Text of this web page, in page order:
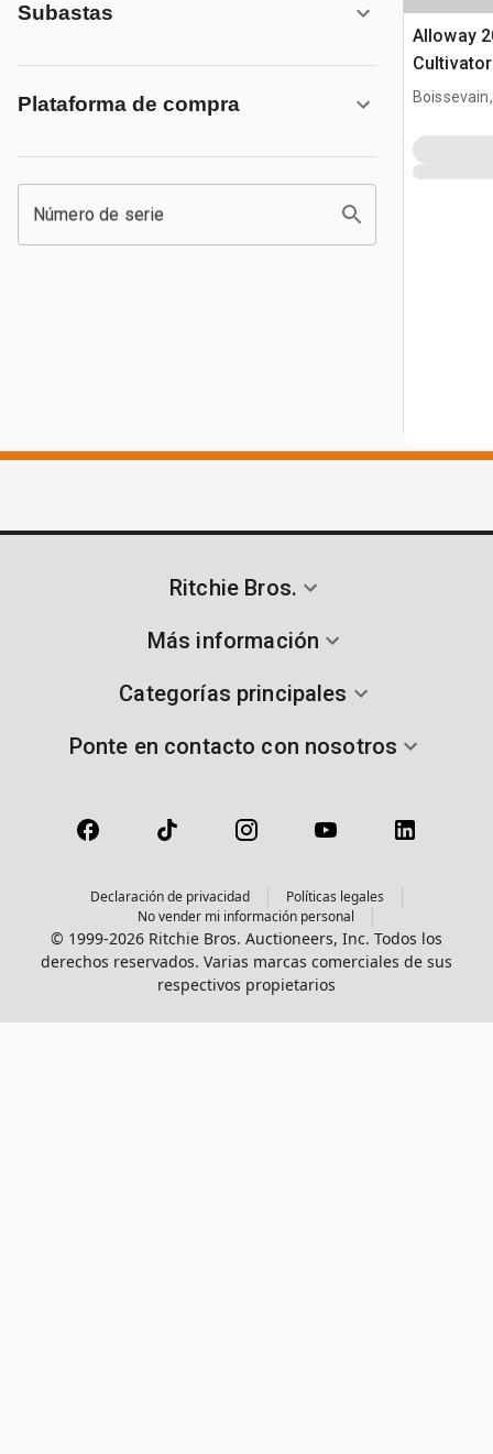
Subastas
Plataforma de compra
Número de serie
Alloway
para
Ritchie Bros.
Más información
Categorías principales
Ponte en contacto con nosotros
Declaración de privacidad
Políticas legales
No vender mi información personal
© 1999-2026 Ritchie Bros. Auctioneers, Inc. Todos los
derechos reservados. Varias marcas comerciales de sus
respectivos propietarios